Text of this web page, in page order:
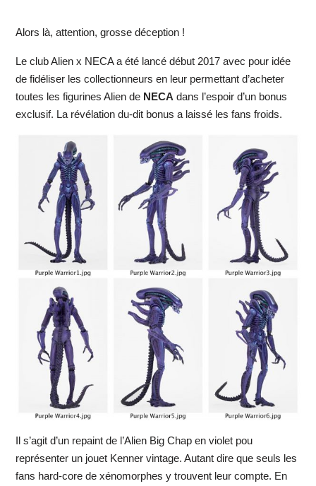
Alors là, attention, grosse déception !
Le club Alien x NECA a été lancé début 2017 avec pour idée
de fidéliser les collectionneurs en leur permettant d’acheter
toutes les figurines Alien de NECA dans l’espoir d’un bonus
exclusif. La révélation du-dit bonus a laissé les fans froids.
Il s’agit d’un repaint de l’Alien Big Chap en violet pou
représenter un jouet Kenner vintage. Autant dire que seuls les
fans hard-core de xénomorphes y trouvent leur compte. En